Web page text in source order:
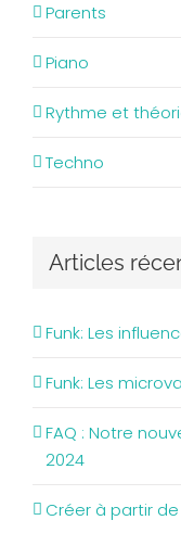
Parents
Piano
Rythme et
Techno
Articles
Funk: Les
Funk: Les
FAQ : Notre
2024
Créer à partir